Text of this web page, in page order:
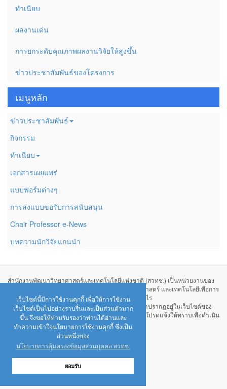
เว็บไซต์นี้มีการใช้งานคุกกี้ เพื่อให้การใช้งาน
เว็บไซต์เป็นไปอย่างราบรื่นและเป็นส่วนตัวมาก
ขึ้น จึงขอให้ท่านรับรองว่าท่านได้อ่านและ
ทำความเข้าใจนโยบายการใช้งานคุกกี้ ซึ่งเป็น
ส่วนหนึ่งของ
นโยบายการคุ้มครองข้อมูลส่วนบุคคล สวทช.
ยอมรับ
ทำเนียบ
ผลงานเด่น
การยกระดับคุณภาพผลงานวิจัยให้สูงขึ้น
ข่าวประชาสัมพันธ์ของโครงการ
เมนูหลัก
ข่าวประชาสัมพันธ์
กิจกรรม
ทำเนียบ
เอกสารเผยแพร่
แบบฟอร์มต่างๆ
การส่งแบบขอรับการสนับสนุน
Chair Professor e-News
บทความนักวิจัยแกนนำ
สำนักงานพัฒนาวิทยาศาสตร์และเทคโนโลยีแห่งชาติ (สวทช.) เป็นหน่วยงานของ
รัฐที่จัดตั้งขึ้นเพื่อศึกษาวิจัยและพัฒนาทางด้านวิทยาศาสตร์ และเทคโนโลยีเพื่อการ
พัฒนาประเทศไทย ไม่ได้มีวัตถุประสงค์เพื่อแสวงหากำไร
หากท่านพบว่ามีข้อมูลใดๆ ที่ละเมิดทรัพย์สินทางปัญญาปรากฏอยู่ในเว็บไซต์ของ
สำนักงานพัฒนาวิทยาศาสตร์และเทคโนโลยีแห่งชาติ โปรดแจ้งให้ทราบเพื่อดำเนิน
การแก้ปัญหาดังกล่าวโดยเร็วที่สุดต่อไป
นโยบายการคุ้มครองข้อมูลส่วนบุคคล